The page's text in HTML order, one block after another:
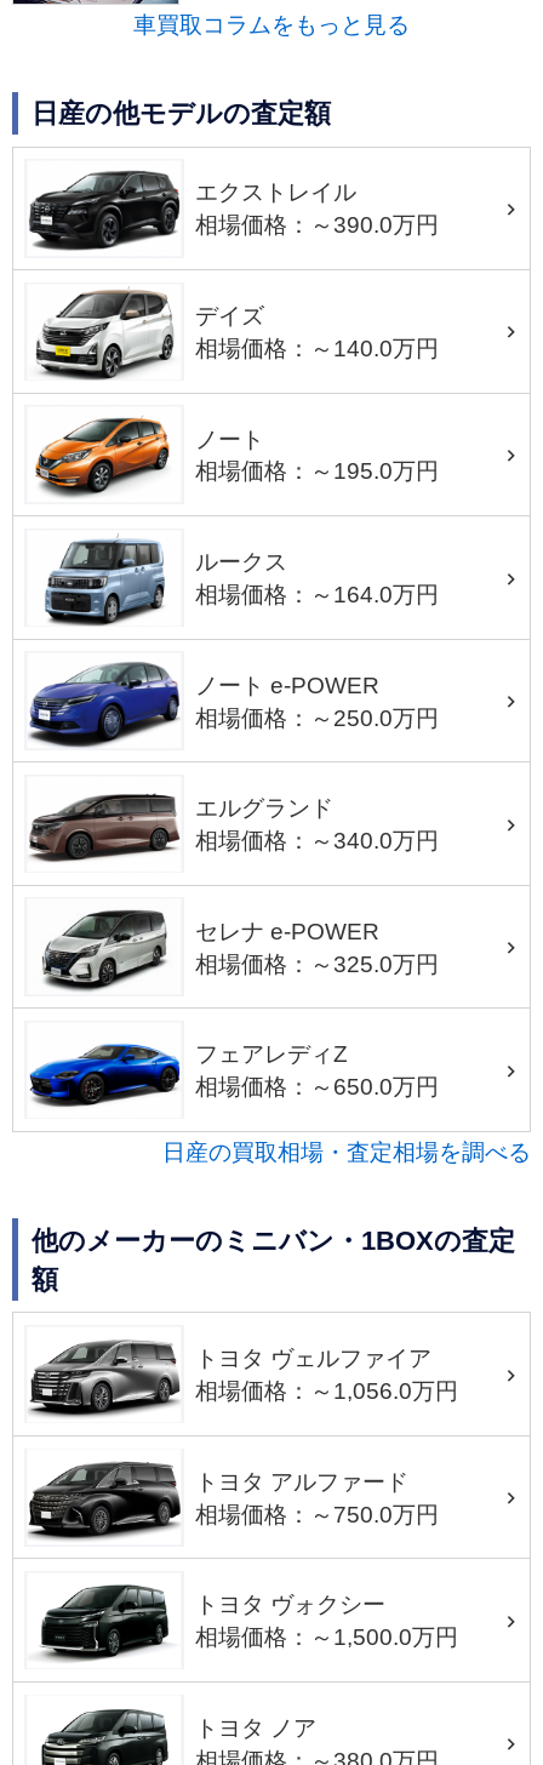
車買取コラムをもっと見る
日産の他モデルの査定額
エクストレイル
相場価格：～390.0万円
デイズ
相場価格：～140.0万円
ノート
相場価格：～195.0万円
ルークス
相場価格：～164.0万円
ノート e-POWER
相場価格：～250.0万円
エルグランド
相場価格：～340.0万円
セレナ e-POWER
相場価格：～325.0万円
フェアレディZ
相場価格：～650.0万円
日産の買取相場・査定相場を調べる
他のメーカーのミニバン・1BOXの査定
額
トヨタ ヴェルファイア
相場価格：～1,056.0万円
トヨタ アルファード
相場価格：～750.0万円
トヨタ ヴォクシー
相場価格：～1,500.0万円
トヨタ ノア